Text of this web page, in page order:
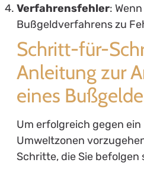
Verfahrensfehler:
Bußgeldverfahrens zu
Schritt-für-
Anleitung zur
eines
Um erfolgreich gegen
Umweltzonen
Schritte, die Sie befolgen